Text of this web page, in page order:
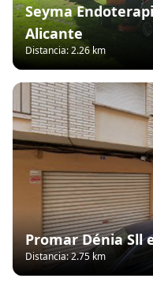
Seyma
Alicante
Distancia: 2.26 km
Promar Dénia Sll
Distancia: 2.75 km